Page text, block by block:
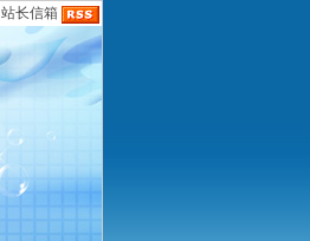
站长信箱